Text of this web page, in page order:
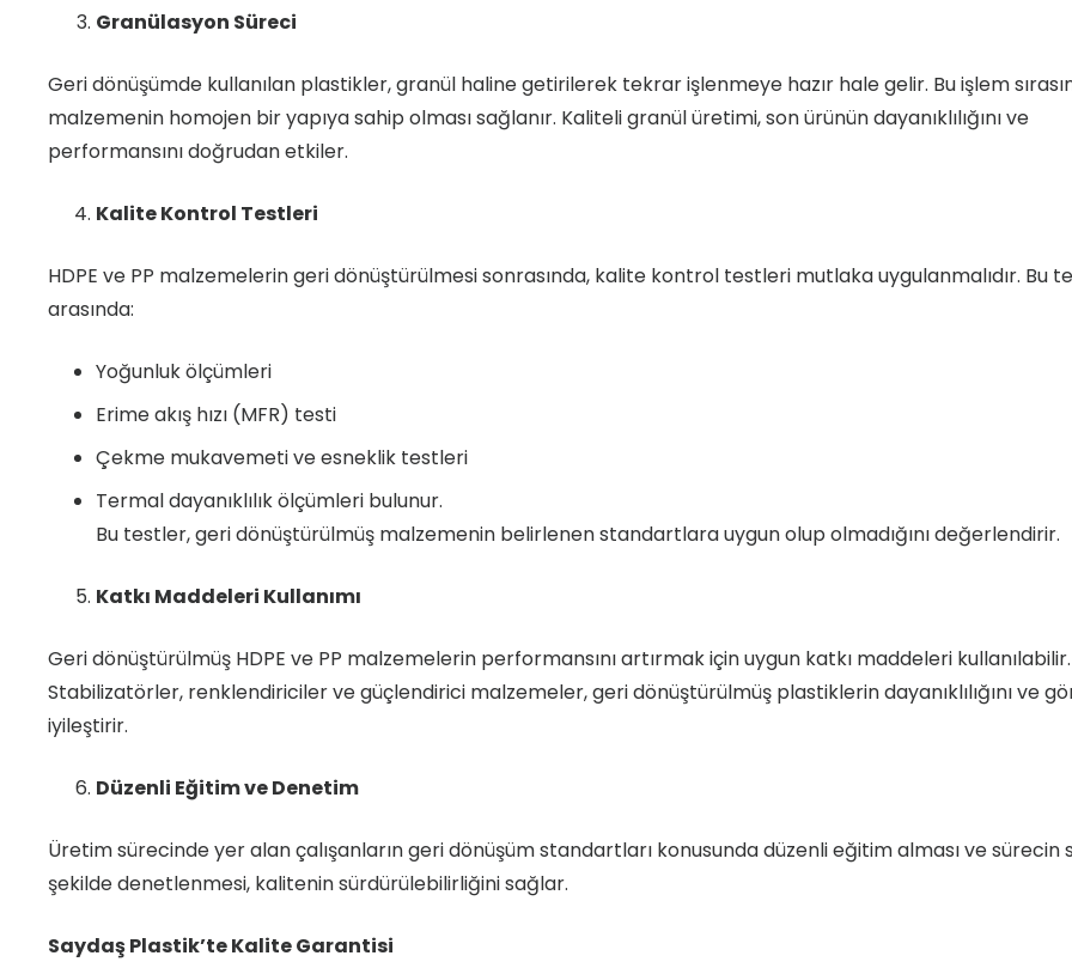
Granülasyon Süreci
Geri dönüşümde kullanılan plastikler, granül haline getirilerek tekrar işlenmeye hazır hale gelir. Bu işlem
malzemenin homojen bir yapıya sahip olması sağlanır. Kaliteli granül üretimi, son ürünün dayanıklılığını ve
performansını doğrudan etkiler.
Kalite Kontrol Testleri
HDPE ve PP malzemelerin geri dönüştürülmesi sonrasında, kalite kontrol testleri mutlaka uygulanmalıdır. Bu
arasında:
Yoğunluk ölçümleri
Erime akış hızı (MFR) testi
Çekme mukavemeti ve esneklik testleri
Termal dayanıklılık ölçümleri bulunur.
Bu testler, geri dönüştürülmüş malzemenin belirlenen standartlara uygun olup olmadığını değerlendirir.
Katkı Maddeleri Kullanımı
Geri dönüştürülmüş HDPE ve PP malzemelerin performansını artırmak için uygun katkı maddeleri kullanılabilir.
Stabilizatörler, renklendiriciler ve güçlendirici malzemeler, geri dönüştürülmüş plastiklerin dayanıklılığını ve
iyileştirir.
Düzenli Eğitim ve Denetim
Üretim sürecinde yer alan çalışanların geri dönüşüm standartları konusunda düzenli eğitim alması ve sürecin
şekilde denetlenmesi, kalitenin sürdürülebilirliğini sağlar.
Saydaş Plastik’te Kalite Garantisi